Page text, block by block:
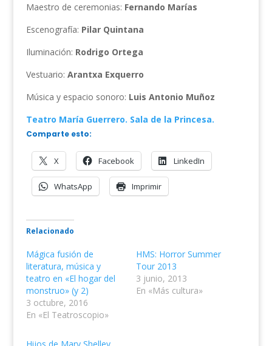
Maestro de ceremonias: Fernando Marías
Escenografía: Pilar Quintana
Iluminación: Rodrigo Ortega
Vestuario: Arantxa Exquerro
Música y espacio sonoro: Luis Antonio Muñoz
Teatro María Guerrero. Sala de la Princesa.
Comparte esto:
X Facebook LinkedIn
WhatsApp Imprimir
Relacionado
Mágica fusión de
literatura, música y
teatro en «El hogar del
monstruo» (y 2)
3 octubre, 2016
En «El Teatroscopio»
HMS: Horror Summer
Tour 2013
3 junio, 2013
En «Más cultura»
Hijos de Mary Shelley